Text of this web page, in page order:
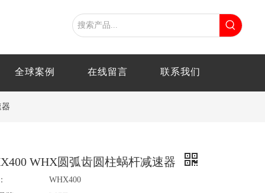
全球案例 在线留言 联系我们
WHX圆弧齿圆柱蜗杆减速器
WHX400